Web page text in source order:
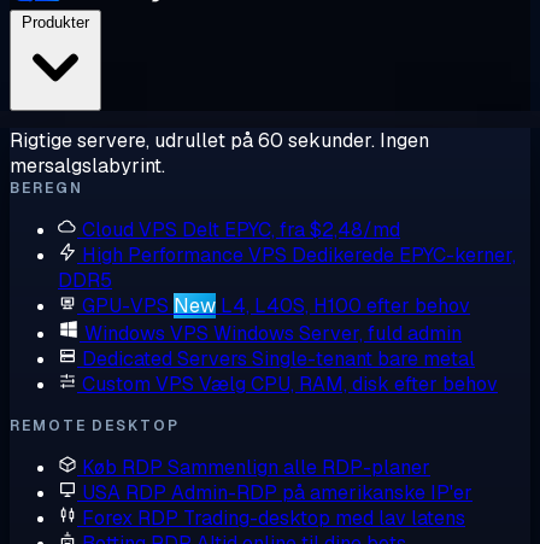
Produkter
Rigtige servere, udrullet på 60 sekunder. Ingen
mersalgslabyrint.
BEREGN
Cloud VPS Delt EPYC, fra $2,48/md
High Performance VPS Dedikerede EPYC-kerner,
DDR5
GPU-VPS New L4, L40S, H100 efter behov
Windows VPS Windows Server, fuld admin
Dedicated Servers Single-tenant bare metal
Custom VPS Vælg CPU, RAM, disk efter behov
REMOTE DESKTOP
Køb RDP Sammenlign alle RDP-planer
USA RDP Admin-RDP på amerikanske IP'er
Forex RDP Trading-desktop med lav latens